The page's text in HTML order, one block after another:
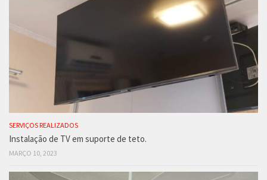
SERVIÇOS REALIZADOS
Instalação de TV em suporte de teto.
MARÇO 10, 2023